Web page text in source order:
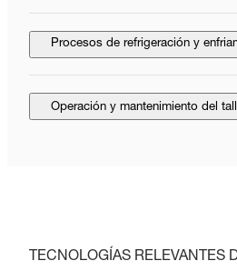
Procesos de refrigeración y
Operación y mantenimiento del
TECNOLOGÍAS RELEVANTES